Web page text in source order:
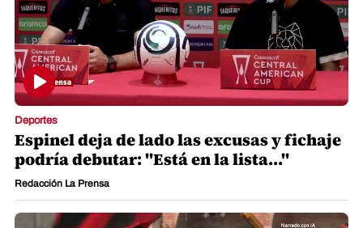
Deportes
Espinel deja de lado las excusas y fichaje
podría debutar: "Está en la lista..."
Redacción La Prensa